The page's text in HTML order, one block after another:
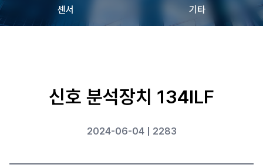
센서 기타
신호 분석장치 134ILF
2024-06-04 | 2283